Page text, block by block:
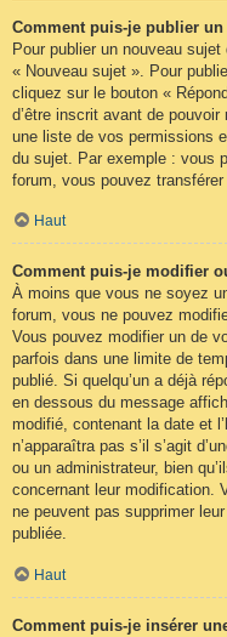
Comment puis-je publier
Pour publier un nouveau
« Nouveau sujet ». Pour
cliquez sur le bouton «
d’être inscrit avant de
une liste de vos permissions
du sujet. Par exemple : vous
forum, vous pouvez
Haut
Comment puis-je modifier
À moins que vous ne soyez
forum, vous ne pouvez
Vous pouvez modifier un de
parfois dans une limite de
publié. Si quelqu’un a déjà
en dessous du message
modifié, contenant la date et
n’apparaîtra pas s’il s’agit
ou un administrateur, bien
concernant leur modification.
ne peuvent pas supprimer
publiée.
Haut
Comment puis-je insérer